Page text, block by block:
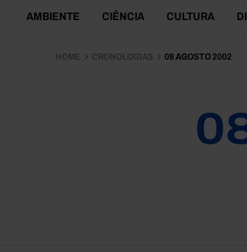
Themes Menu
AMBIENTE CIÊNCIA CULTURA
HOME CRONOLOGIAS 08 AGOSTO 2002